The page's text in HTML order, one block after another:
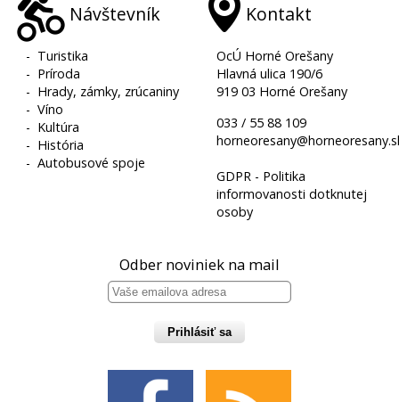
Návštevník
- Turistika
- Príroda
- Hrady, zámky, zrúcaniny
-Víno
- Kultúra
- História
-Autobusové spoje
Kontakt
OcÚ Horné Orešany
Hlavná ulica 190/6
919 03 Horné Orešany
033 / 55 88 109
GDPR - Politika
informovanosti dotknutej
osoby
Odber noviniek na mail
Prihlásiť sa